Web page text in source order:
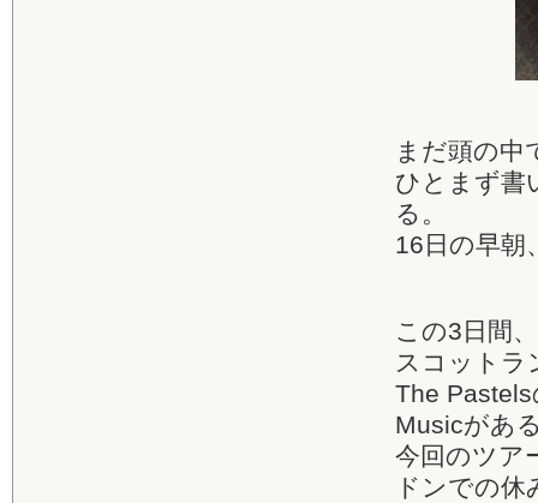
まだ頭の中
ひとまず書
る。
16日の早朝
この3日間
スコットラ
The
Musicがあ
今回のツア
ドンでの休